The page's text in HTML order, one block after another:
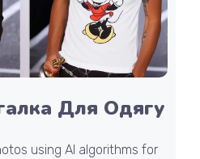
Для Одягу
using AI algorithms for